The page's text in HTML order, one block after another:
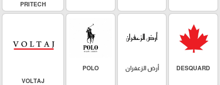
PRITECH
DESQUARD أرض الزعفران
POLO
VOLTAJ